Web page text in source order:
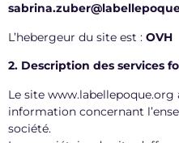
L’hebergeur du site est : OVH
2. Description des services
Le site
information concernant
société.